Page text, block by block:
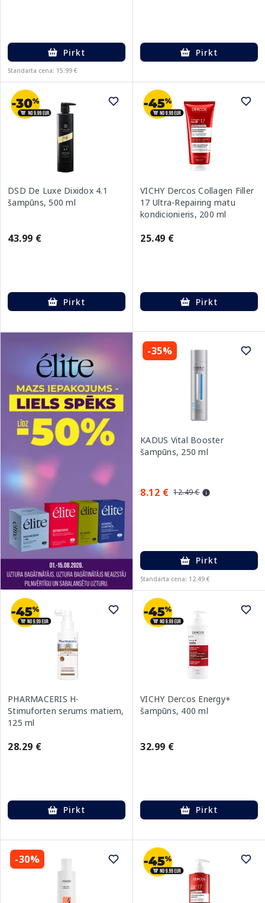
Pirkt
Standarta cena: 15.99 €
Pirkt
DSD De Luxe Dixidox 4.1
šampūns, 500 ml
43.99 €
Pirkt
VICHY Dercos Collagen Filler
17 Ultra-Repairing matu
kondicionieris, 200 ml
25.49 €
Pirkt
-35%
KADUS Vital Booster
šampūns, 250 ml
8.12 € 12.49 €
Pirkt
Standarta cena: 12.49 €
PHARMACERIS H-
Stimuforten serums matiem,
125 ml
28.29 €
Pirkt
VICHY Dercos Energy+
šampūns, 400 ml
32.99 €
Pirkt
-30%